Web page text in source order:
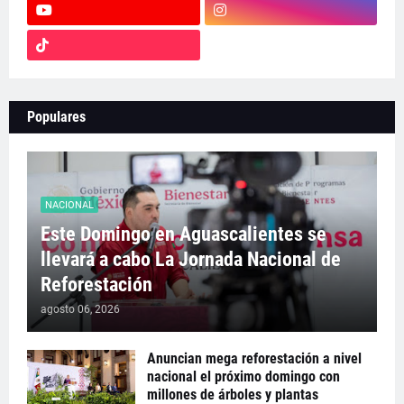
Populares
NACIONAL
Este Domingo en Aguascalientes se
llevará a cabo La Jornada Nacional de
Reforestación
agosto 06, 2026
Anuncian mega reforestación a nivel
nacional el próximo domingo con
millones de árboles y plantas